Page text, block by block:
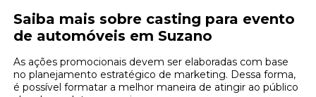
Saiba mais sobre casting para evento
de automóveis em Suzano
As ações promocionais devem ser elaboradas com base
no planejamento estratégico de marketing. Dessa forma,
é possível formatar a melhor maneira de atingir ao público